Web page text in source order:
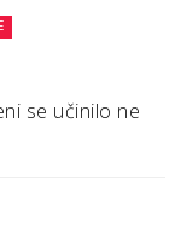
se učinilo ne